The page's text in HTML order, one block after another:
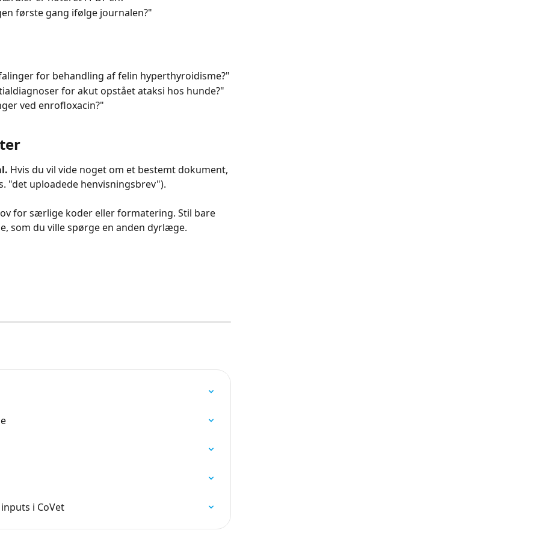
første gang ifølge journalen?"
for behandling af felin hyperthyroidisme?"
for akut opstået ataksi hos hunde?"
ved enrofloxacin?"
Hvis du vil vide noget om et bestemt dokument,
"det uploadede henvisningsbrev").
for særlige koder eller formatering. Stil bare
som du ville spørge en anden dyrlæge.
i CoVet